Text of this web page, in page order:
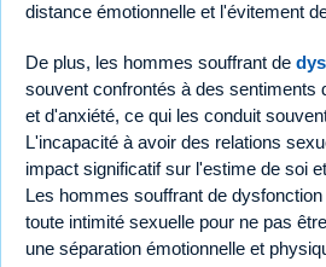
distance émotionnelle et l'évitement
De plus, les hommes souffrant de
souvent confrontés à des sentiments
et d'anxiété, ce qui les conduit
L'incapacité à avoir des relations
impact significatif sur l'estime de soi
Les hommes souffrant de
toute intimité sexuelle pour ne pas
une séparation émotionnelle et